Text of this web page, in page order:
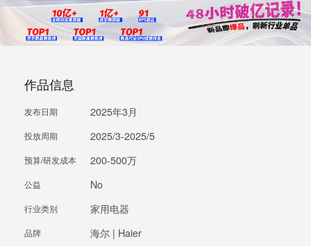
作品信息
发布日期 2025年3月
投放周期 2025/3-2025/5
预算/研发成本 200-500万
公益 No
行业类别 家用电器
品牌 海尔 | Haier